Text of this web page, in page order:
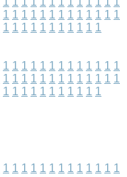
1 1 1 1 1 1 1 1 1 1 1 1 1
1 1 1 1 1 1 1 1 1 1 1
1 1 1 1 1 1 1 1 1 1 1 1 1
1 1 1 1 1 1 1 1 1 1 1 1 1
1 1 1 1 1 1 1 1 1 1 1
1 1 1 1 1 1 1 1 1 1 1 1 1